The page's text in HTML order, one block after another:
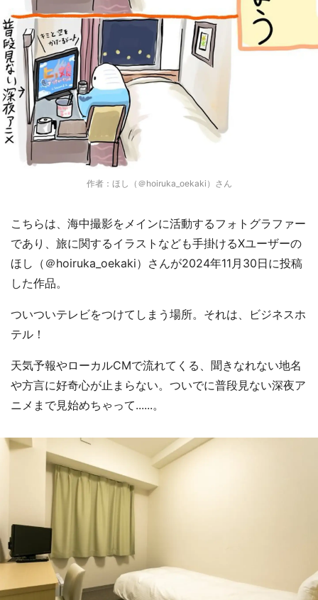
作者：ほし（＠hoiruka_oekaki）さん
こちらは、海中撮影をメインに活動するフォトグラファー
であり、旅に関するイラストなども手掛けるXユーザーの
ほし（＠hoiruka_oekaki）さんが2024年11月30日に投稿
した作品。
ついついテレビをつけてしまう場所。それは、ビジネスホ
テル！
天気予報やローカルCMで流れてくる、聞きなれない地名
や方言に好奇心が止まらない。ついでに普段見ない深夜ア
ニメまで見始めちゃって......。